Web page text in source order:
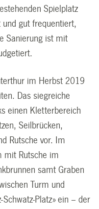
Spielplatz
gut frequentiert,
Sanierung ist mit
im Herbst 2019
Das siegreiche
einen Kletterbereich
Seilbrücken,
Rutsche vor. Im
mit Rutsche im
samt Graben
Turm und
Platz» ein – der